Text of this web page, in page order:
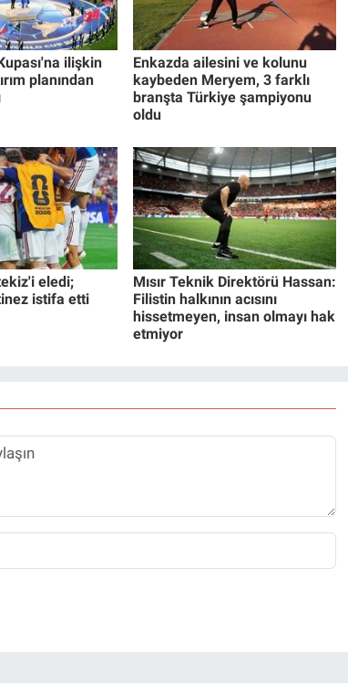
ilişkin
planından
Enkazda ailesini ve kolunu
kaybeden Meryem, 3 farklı
branşta Türkiye şampiyonu
oldu
eledi;
istifa etti
Mısır Teknik Direktörü Hassan:
Filistin halkının acısını
hissetmeyen, insan olmayı hak
etmiyor